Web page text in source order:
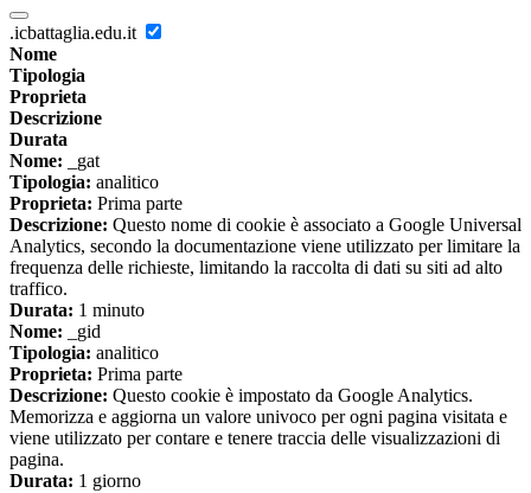
.icbattaglia.edu.it
Nome
Tipologia
Proprieta
Descrizione
Durata
Nome: _gat
Tipologia: analitico
Proprieta: Prima parte
Descrizione: Questo nome di cookie è associato a Google Universal
Analytics, secondo la documentazione viene utilizzato per limitare la
frequenza delle richieste, limitando la raccolta di dati su siti ad alto
traffico.
Durata: 1 minuto
Nome: _gid
Tipologia: analitico
Proprieta: Prima parte
Descrizione: Questo cookie è impostato da Google Analytics.
Memorizza e aggiorna un valore univoco per ogni pagina visitata e
viene utilizzato per contare e tenere traccia delle visualizzazioni di
pagina.
Durata: 1 giorno